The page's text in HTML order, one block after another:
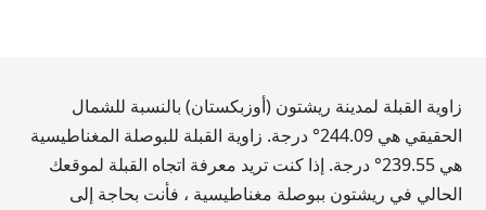
زاوية القبلة لمدينة ريشتون (أوزبكستان) بالنسبة للشمال
الحقيقي هي244.09° درجة. زاوية القبلة للبوصلة المغناطيسية
هي239.55° درجة. إذا كنت تريد معرفة اتجاه القبلة لموقعك
الحالي في ريشتون ببوصلة مغناطيسية ، فأنت بحاجة إلى